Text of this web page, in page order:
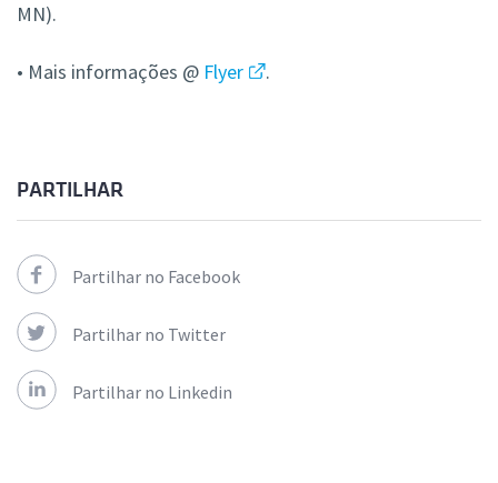
MN).
• Mais informações @ Flyer .
PARTILHAR
Partilhar no Facebook
Partilhar no Twitter
Partilhar no Linkedin